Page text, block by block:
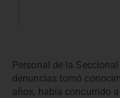
Personal de la
denuncias tomó
años, había concurrido